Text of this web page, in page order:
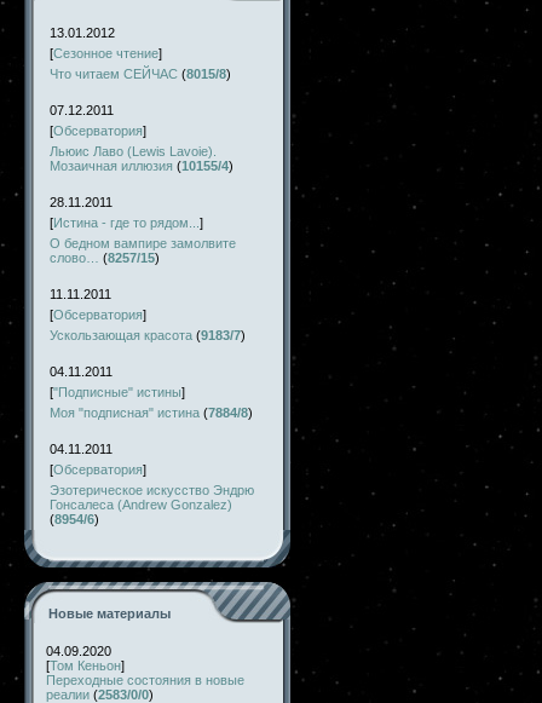
13.01.2012
[Сезонное чтение]
Что читаем СЕЙЧАС (8015/8)
07.12.2011
[Обсерватория]
Льюис Лаво (Lewis Lavoie).
Мозаичная иллюзия (10155/4)
28.11.2011
[Истина - где то рядом... ]
О бедном вампире замолвите
слово…
(8257/15)
11.11.2011
[Обсерватория]
Ускользающая красота (9183/7)
04.11.2011
["Подписные" истины]
Моя "подписная" истина (7884/8)
04.11.2011
[Обсерватория]
Эзотерическое искусство Эндрю
Гонсалеса (Andrew Gonzalez)
(8954/6)
Новые материалы
04.09.2020
[Том Кеньон]
Переходные состояния в новые
реалии (2583/0/0)